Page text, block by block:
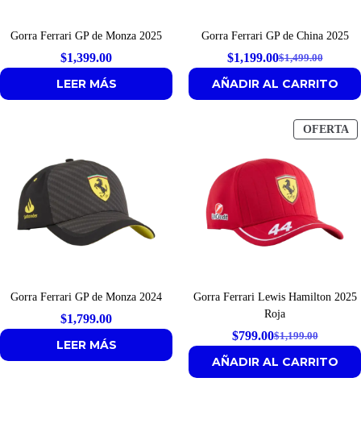
Gorra Ferrari GP de Monza 2025
$1,399.00
LEER MÁS
Gorra Ferrari GP de China 2025
$1,499.00
Original
price
$1,499.00.
$1,199.00
Current
price
$1,199.00.
AÑADIR AL CARRITO
Gorra Ferrari GP de Monza 2024
$1,799.00
LEER MÁS
OFERTA
Gorra Ferrari Lewis Hamilton 2025
Roja
$1,199.00
Original
price
$799.00
Current
price
AÑADIR AL CARRITO